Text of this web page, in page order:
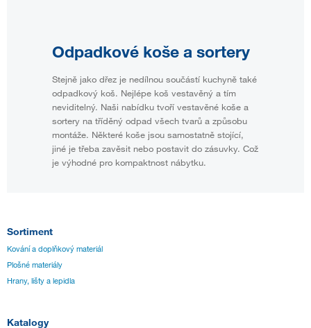
Odpadkové koše a sortery
Stejně jako dřez je nedílnou součástí kuchyně také
odpadkový koš. Nejlépe koš vestavěný a tím
neviditelný. Naši nabídku tvoří vestavěné koše a
sortery na tříděný odpad všech tvarů a způsobu
montáže. Některé koše jsou samostatně stojící,
jiné je třeba zavěsit nebo postavit do zásuvky. Což
je výhodné pro kompaktnost nábytku.
Sortiment
Kování a doplňkový materiál
Plošné materiály
Hrany, lišty a lepidla
Katalogy